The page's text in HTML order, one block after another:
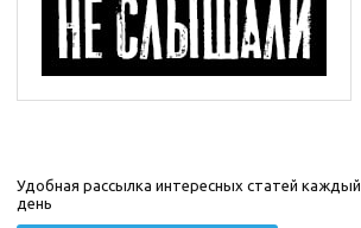
Удобная рассылка интересных статей каждый
день